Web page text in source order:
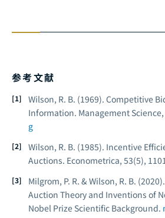
参考文献
Wilson, R. B. (1969). Competitive
Information. Management Science,
g
Wilson, R. B. (1985). Incentive
Auctions. Econometrica, 53(5),
Milgrom, P. R. & Wilson, R. B. (2020).
Auction Theory and Inventions of
Nobel Prize Scientific Background.